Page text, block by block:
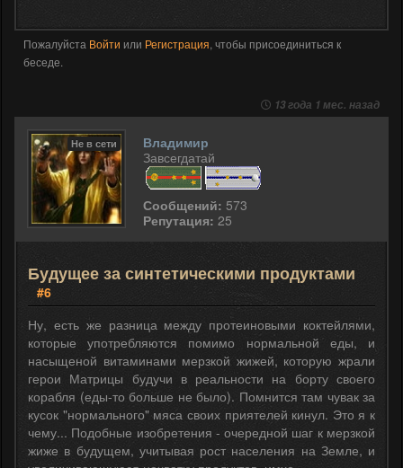
Пожалуйста Войти или Регистрация, чтобы присоединиться к
беседе.
13 года 1 мес. назад
Не в сети
Владимир
Завсегдатай
Сообщений: 573
Репутация: 25
Будущее за синтетическими продуктами
#6
Ну, есть же разница между протеиновыми коктейлями,
которые употребляются помимо нормальной еды, и
насыщеной витаминами мерзкой жижей, которую жрали
герои Матрицы будучи в реальности на борту своего
корабля (еды-то больше не было). Помнится там чувак за
кусок "нормального" мяса своих приятелей кинул. Это я к
чему... Подобные изобретения - очередной шаг к мерзкой
жиже в будущем, учитывая рост населения на Земле, и